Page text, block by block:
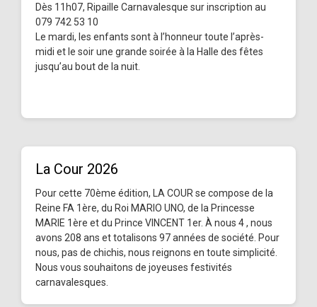
Dès 11h07, Ripaille Carnavalesque sur inscription au
079 742 53 10
Le mardi, les enfants sont à l’honneur toute l’après-
midi et le soir une grande soirée à la Halle des fêtes
jusqu’au bout de la nuit.
La Cour 2026
Pour cette 70ème édition, LA COUR se compose de la
Reine FA 1ère, du Roi MARIO UNO, de la Princesse
MARIE 1ère et du Prince VINCENT 1er. À nous 4 , nous
avons 208 ans et totalisons 97 années de société. Pour
nous, pas de chichis, nous reignons en toute simplicité.
Nous vous souhaitons de joyeuses festivités
carnavalesques.